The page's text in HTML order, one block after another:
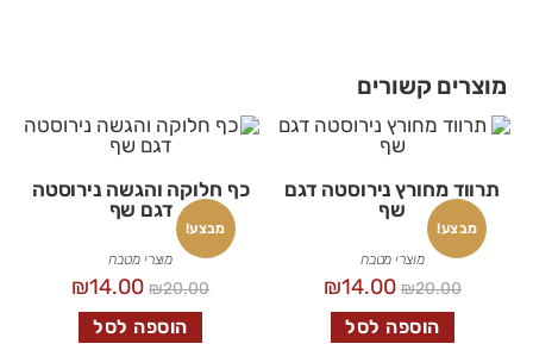
מוצרים קשורים
מבצע!
תרווד מחורץ נירוסטה דגם
שף
מוצרי מטבח
₪20.00
₪14.00
הוספה לסל
מבצע!
כף חלוקה והגשה נירוסטה
דגם שף
מוצרי מטבח
₪20.00
₪14.00
הוספה לסל